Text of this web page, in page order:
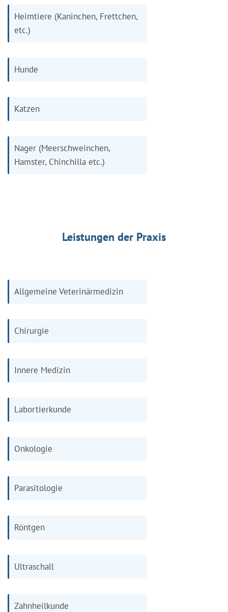
Heimtiere (Kaninchen, Frettchen,
etc.)
Hunde
Katzen
Nager (Meerschweinchen,
Hamster, Chinchilla etc.)
Leistungen der Praxis
Allgemeine Veterinärmedizin
Chirurgie
Innere Medizin
Labortierkunde
Onkologie
Parasitologie
Röntgen
Ultraschall
Zahnheilkunde